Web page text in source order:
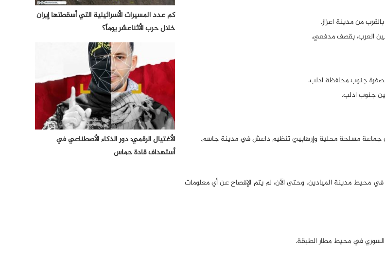
محيط مدينة الميادين. وحتى الآن، لم يتم الإفصاح عن أي معلومات
كم عدد المسيرات الأسرائيلية التي أسقطتها إيران
خلال حرب الأثناعشر يوماً؟
الأغتيال الرقمي: دور الذكاء الأصطناعي في
أستهداف قادة حماس